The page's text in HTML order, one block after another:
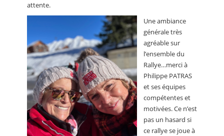
attente.
Une ambiance
générale très
agréable sur
l’ensemble du
Rallye…merci à
Philippe PATRAS
et ses équipes
compétentes et
motivées. Ce n’est
pas un hasard si
ce rallye se joue à